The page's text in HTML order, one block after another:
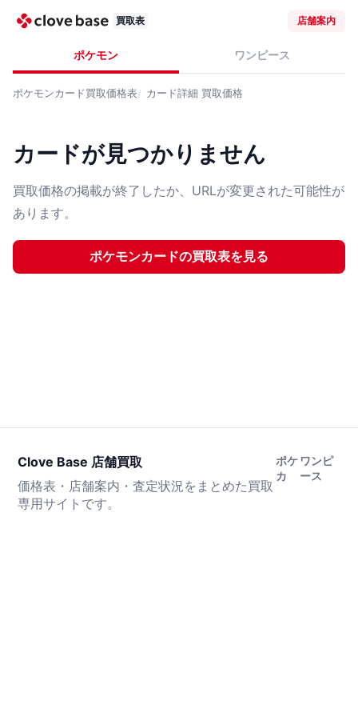
買取表 店舗案内
ポケモン ワンピース
ポケモンカード買取価格表 カード詳細 買取価格
カードが見つかりません
買取価格の掲載が終了したか、URLが変更された可能性が
あります。
ポケモンカードの買取表を見る
Clove Base 店舗買取
価格表・店舗案内・査定状況をまとめた買取
専用サイトです。
ポケ
カ
ワンピ
ース